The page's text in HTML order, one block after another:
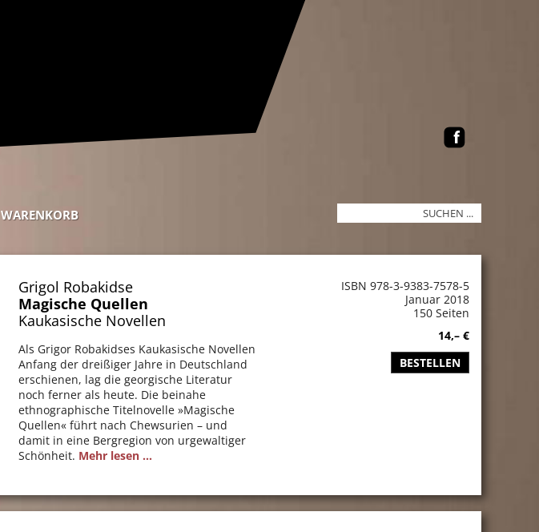
WARENKORB
Grigol Robakidse
Magische Quellen
Kaukasische Novellen
Als Grigor Robakidses Kaukasische Novellen
Anfang der dreißiger Jahre in Deutschland
erschienen, lag die georgische Literatur
noch ferner als heute. Die beinahe
ethnographische Titelnovelle »Magische
Quellen« führt nach Chewsurien – und
damit in eine Bergregion von urgewaltiger
Schönheit. Mehr lesen ...
ISBN 978-3-9383-7578-5
Januar 2018
150 Seiten
14,– €
BESTELLEN